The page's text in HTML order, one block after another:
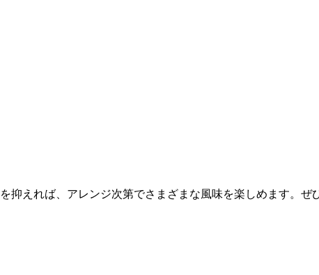
えれば、アレンジ次第でさまざまな風味を楽しめます。ぜ